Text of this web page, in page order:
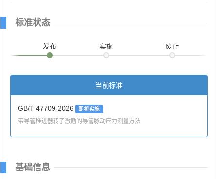
标准状态
发布 实施 废止
当前标准
GB/T 47709-2026 即将实施
带导管推进器转子激励的导管脉动压力测量方法
基础信息